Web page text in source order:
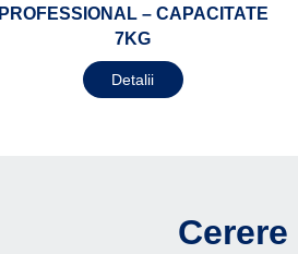
PROFESSIONAL – CAPACITATE
7KG
Detalii